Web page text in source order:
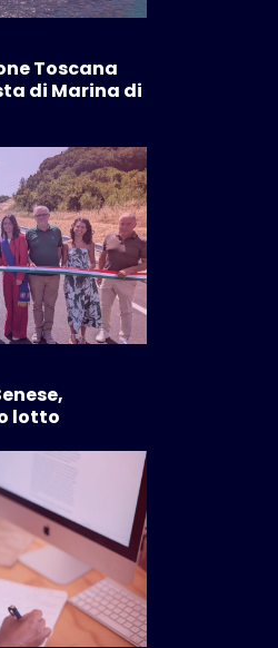
Toscana
di Marina di
lotto